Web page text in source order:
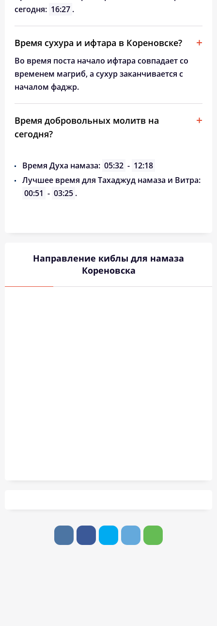
сегодня: 16:27 .
Время сухура и ифтара в Кореновске?
Во время поста начало ифтара совпадает со
временем магриб, а сухур заканчивается с
началом фаджр.
Время добровольных молитв на
сегодня?
Время Духа намаза: 05:32 - 12:18
Лучшее время для Тахаджуд намаза и Витра:
00:51 - 03:25 .
Направление киблы для намаза
Кореновска